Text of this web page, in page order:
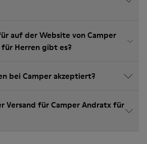
auf der Website von Camper
Herren gibt es?
bei Camper akzeptiert?
Versand für Camper Andratx für